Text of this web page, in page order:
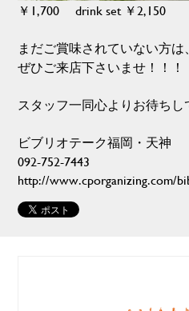
￥1,700 drink set ￥2,150
まだご賞味されていない方は、
ぜひご来店下さいませ！！！
スタッフ一同心よりお待ちし
ビブリオテーク福岡・天神
092-752-7443
http://www.cporganizing.com/